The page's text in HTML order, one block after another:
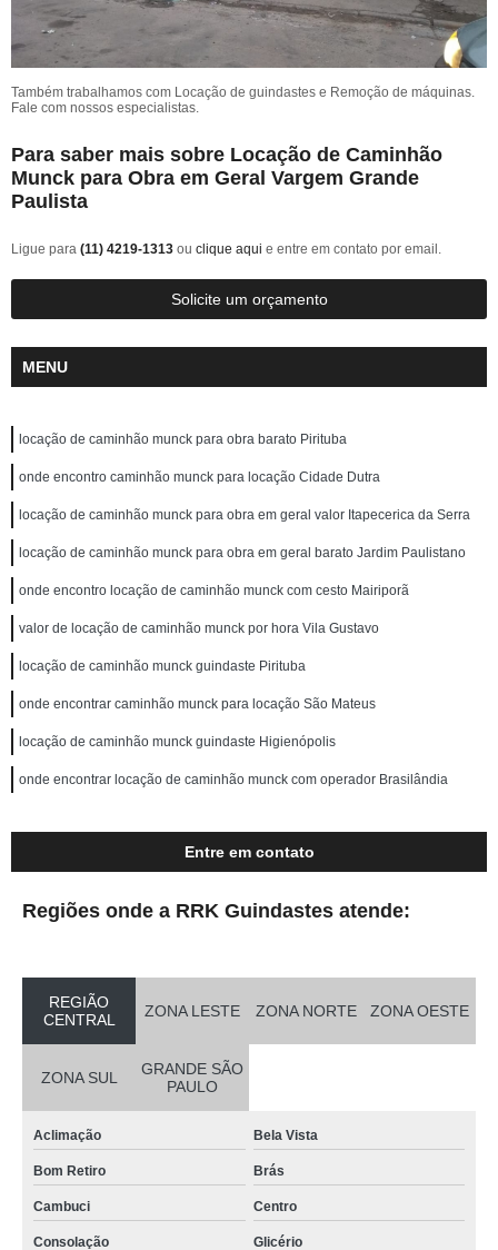
Também trabalhamos com Locação de guindastes e Remoção de máquinas.
Fale com nossos especialistas.
Para saber mais sobre Locação de Caminhão
Munck para Obra em Geral Vargem Grande
Paulista
Ligue para (11) 4219-1313 ou clique aqui e entre em contato por email.
Solicite um orçamento
MENU
locação de caminhão munck para obra barato Pirituba
onde encontro caminhão munck para locação Cidade Dutra
locação de caminhão munck para obra em geral valor Itapecerica da Serra
locação de caminhão munck para obra em geral barato Jardim Paulistano
onde encontro locação de caminhão munck com cesto Mairiporã
valor de locação de caminhão munck por hora Vila Gustavo
locação de caminhão munck guindaste Pirituba
onde encontrar caminhão munck para locação São Mateus
locação de caminhão munck guindaste Higienópolis
onde encontrar locação de caminhão munck com operador Brasilândia
Entre em contato
Regiões onde a RRK Guindastes atende:
REGIÃO
CENTRAL
ZONA LESTE ZONA NORTE ZONA OESTE
ZONA SUL
GRANDE SÃO
PAULO
Aclimação Bela Vista
Bom Retiro Brás
Cambuci Centro
Consolação Glicério